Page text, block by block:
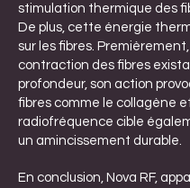
stimulation thermique des
De plus, cette énergie
sur les fibres.
contraction des fibres
profondeur, son action
fibres comme le collagène
radiofréquence cible
un amincissement durable.
En conclusion, Nova RF,